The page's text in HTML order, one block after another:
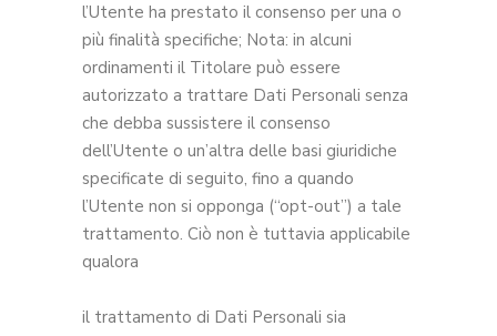
l’Utente ha prestato il consenso per una o
più finalità specifiche; Nota: in alcuni
ordinamenti il Titolare può essere
autorizzato a trattare Dati Personali senza
che debba sussistere il consenso
dell’Utente o un’altra delle basi giuridiche
specificate di seguito, fino a quando
l’Utente non si opponga (“opt-out”) a tale
trattamento. Ciò non è tuttavia applicabile
qualora
il trattamento di Dati Personali sia